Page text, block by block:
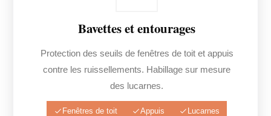
Bavettes et entourages
Protection des seuils de fenêtres de toit et appuis
contre les ruissellements. Habillage sur mesure
des lucarnes.
Fenêtres de toit Appuis Lucarnes